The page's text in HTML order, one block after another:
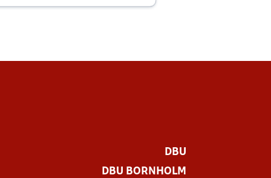
DBU
DBU BORNHOLM